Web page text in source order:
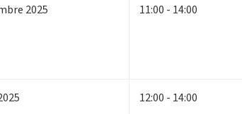
2025 11:00 - 14:00
12:00 - 14:00